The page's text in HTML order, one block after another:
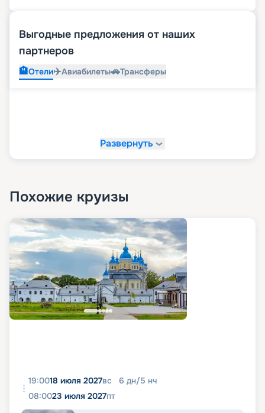
Выгодные предложения от наших
партнеров
🏨Отели✈️Авиабилеты🚗Трансферы
Развернуть
Похожие круизы
19:0018 июля 2027вс 6 дн/5 нч
08:0023 июля 2027пт